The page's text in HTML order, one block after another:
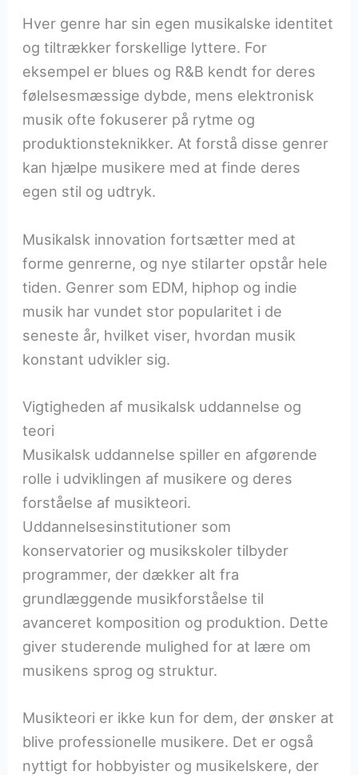
Hver genre har sin egen musikalske identitet
og tiltrækker forskellige lyttere. For
eksempel er blues og R&B kendt for deres
følelsesmæssige dybde, mens elektronisk
musik ofte fokuserer på rytme og
produktionsteknikker. At forstå disse genrer
kan hjælpe musikere med at finde deres
egen stil og udtryk.
Musikalsk innovation fortsætter med at
forme genrerne, og nye stilarter opstår hele
tiden. Genrer som EDM, hiphop og indie
musik har vundet stor popularitet i de
seneste år, hvilket viser, hvordan musik
konstant udvikler sig.
Vigtigheden af musikalsk uddannelse og
teori
Musikalsk uddannelse spiller en afgørende
rolle i udviklingen af musikere og deres
forståelse af musikteori.
Uddannelsesinstitutioner som
konservatorier og musikskoler tilbyder
programmer, der dækker alt fra
grundlæggende musikforståelse til
avanceret komposition og produktion. Dette
giver studerende mulighed for at lære om
musikens sprog og struktur.
Musikteori er ikke kun for dem, der ønsker at
blive professionelle musikere. Det er også
nyttigt for hobbyister og musikelskere, der